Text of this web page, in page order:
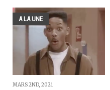
A LA UNE
MARS 2ND, 2021